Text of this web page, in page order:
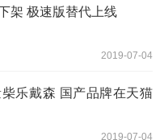
架 极速版替代上线
2019-07-04
乐戴森 国产品牌在天猫
2019-07-04